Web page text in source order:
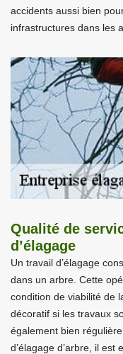
accidents aussi bien
infrastructures dans les
Qualité de
d’élagage
Un travail d’élagage
dans un arbre. Cette
condition de viabilité de
décoratif si les travaux
également bien
d’élagage d’arbre, il